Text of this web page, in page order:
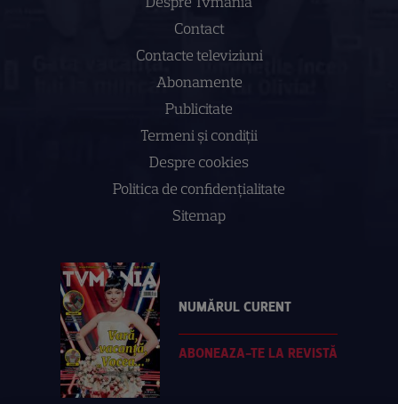
Contact
Contacte televiziuni
Abonamente
Publicitate
Termeni și condiții
Despre cookies
Politica de confidenţialitate
Sitemap
NUMĂRUL CURENT
ABONEAZA-TE LA REVISTĂ